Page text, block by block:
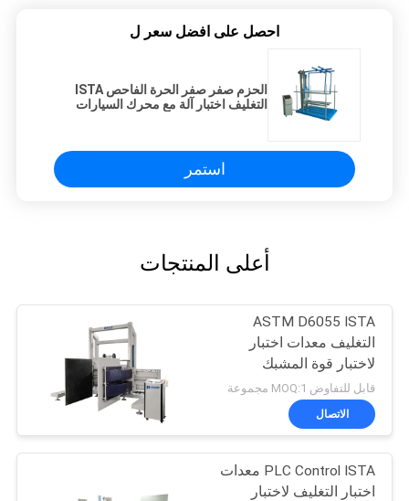
احصل على افضل سعر ل
الحزم صفر صفر الحرة الفاحص ISTA
التغليف اختبار آلة مع محرك السيارات
استمر
أعلى المنتجات
ASTM D6055 ISTA
التغليف معدات اختبار
لاختبار قوة المشبك
قابل للتفاوض MOQ:1 مجموعة
الاتصال
PLC Control ISTA معدات
اختبار التغليف لاختبار